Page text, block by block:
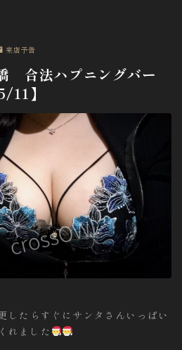
来店予告
合法ハプニングバー
】
したらすぐにサンタさんいっぱい
れました